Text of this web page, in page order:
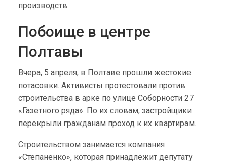
производств.
Побоище в центре
Полтавы
Вчера, 5 апреля, в Полтаве прошли жестокие
потасовки. Активисты протестовали против
строительства в арке по улице Соборности 27
«Газетного ряда». По их словам, застройщики
перекрыли гражданам проход к их квартирам.
Строительством занимается компания
«Степаненко», которая принадлежит депутату